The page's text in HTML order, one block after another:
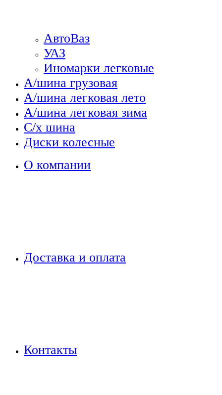
АвтоВаз
УАЗ
Иномарки легковые
А/шина грузовая
А/шина легковая лето
А/шина легковая зима
С/х шина
Диски колесные
О компании
Доставка и оплата
Контакты